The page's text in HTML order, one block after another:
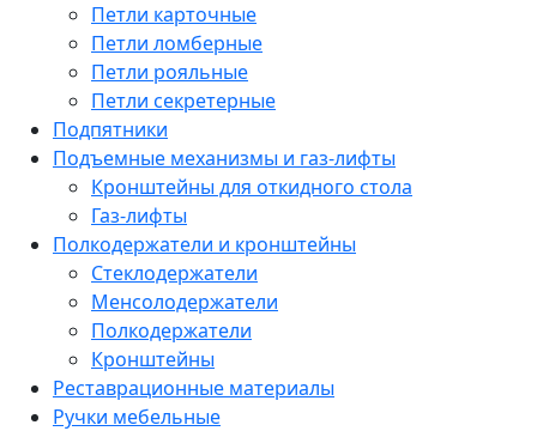
Петли карточные
Петли ломберные
Петли рояльные
Петли секретерные
Подпятники
Подъемные механизмы и газ-лифты
Кронштейны для откидного стола
Газ-лифты
Полкодержатели и кронштейны
Стеклодержатели
Менсолодержатели
Полкодержатели
Кронштейны
Реставрационные материалы
Ручки мебельные